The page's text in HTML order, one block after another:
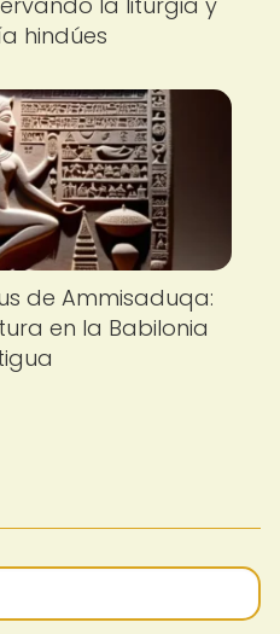
hindúes
de Ammisaduqa:
en la Babilonia